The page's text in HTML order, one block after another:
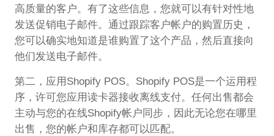
高质量的客户。有了这些信息，您就可以有针对性地
发送促销电子邮件。通过跟踪客户帐户的购置历史，
您可以确实地知道是谁购置了这个产品，然后直接向
他们发送电子邮件。
第二，应用Shopify POS。Shopify POS是一个运用程
序，许可您应用读卡器接收离线支付。任何出售都会
主动与您的在线Shopify帐户同步，因此无论您在哪里
出售，您的帐户和库存都可以匹配。